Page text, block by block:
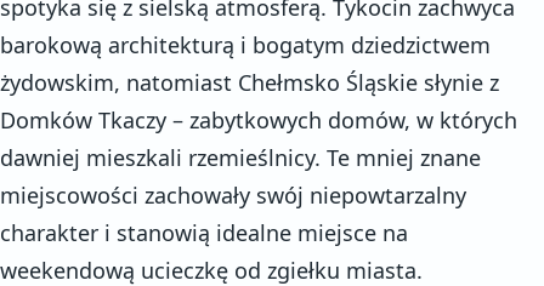
spotyka się z sielską atmosferą. Tykocin zachwyca
barokową architekturą i bogatym dziedzictwem
żydowskim, natomiast Chełmsko Śląskie słynie z
Domków Tkaczy – zabytkowych domów, w których
dawniej mieszkali rzemieślnicy. Te mniej znane
miejscowości zachowały swój niepowtarzalny
charakter i stanowią idealne miejsce na
weekendową ucieczkę od zgiełku miasta.